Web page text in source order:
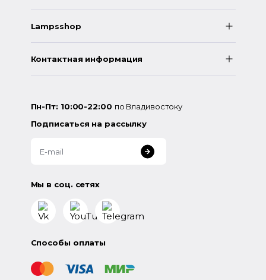
Lampsshop
Контактная информация
Пн-Пт: 10:00-22:00 по Владивостоку
Подписаться на рассылку
Мы в соц. сетях
Способы оплаты